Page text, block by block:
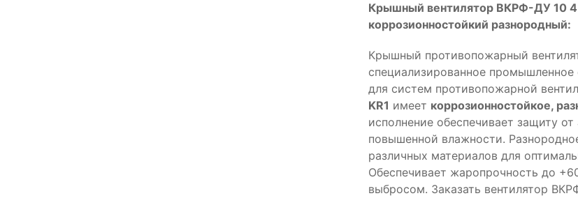
Крышный вентилятор ВКРФ-ДУ 10
коррозионностойкий разнородный:
Крышный противопожарный
специализированное промышленное
для систем противопожарной
KR1 имеет коррозионностойкое,
исполнение обеспечивает защиту
повышенной влажности.
различных материалов для
Обеспечивает жаропрочность до
выбросом. Заказать вентилятор